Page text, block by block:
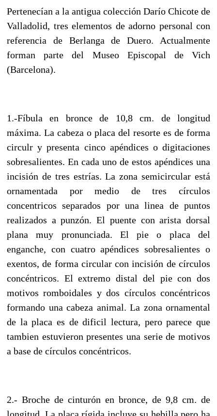
Pertenecían a la antigua colección Darío Chicote de
Valladolid, tres elementos de adorno personal con
referencia de Berlanga de Duero. Actualmente
forman parte del Museo Episcopal de Vich
(Barcelona).
1.-Fíbula en bronce de 10,8 cm. de longitud
máxima. La cabeza o placa del resorte es de forma
circulr y presenta cinco apéndices o digitaciones
sobresalientes. En cada uno de estos apéndices una
incisión de tres estrías. La zona semicircular está
ornamentada por medio de tres círculos
concentricos separados por una linea de puntos
realizados a punzón. El puente con arista dorsal
plana muy pronunciada. El pie o placa del
enganche, con cuatro apéndices sobresalientes o
exentos, de forma circular con incisión de círculos
concéntricos. El extremo distal del pie con dos
motivos romboidales y dos círculos concéntricos
formando una cabeza animal. La zona ornamental
de la placa es de dificil lectura, pero parece que
tambien estuvieron presentes una serie de motivos
a base de círculos concéntricos.
2.- Broche de cinturón en bronce, de 9,8 cm. de